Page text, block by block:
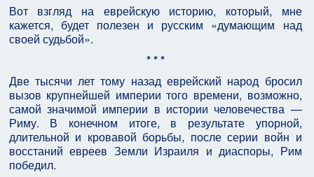
Вот взгляд на еврейскую историю, который, мне
кажется, будет полезен и русским «думающим над
своей судьбой».
* * *
Две тысячи лет тому назад еврейский народ бросил
вызов крупнейшей империи того времени, возможно,
самой значимой империи в истории человечества —
Риму. В конечном итоге, в результате упорной,
длительной и кровавой борьбы, после серии войн и
восстаний евреев Земли Израиля и диаспоры, Рим
победил.